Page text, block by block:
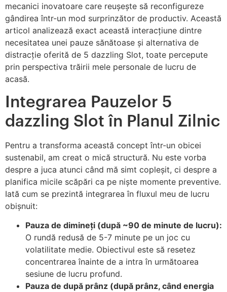
mecanici inovatoare care reușește să reconfigureze
gândirea într-un mod surprinzător de productiv. Această
articol analizează exact această interacțiune dintre
necesitatea unei pauze sănătoase și alternativa de
distracție oferită de 5 dazzling Slot, toate percepute
prin perspectiva trăirii mele personale de lucru de
acasă.
Integrarea Pauzelor 5
dazzling Slot în Planul Zilnic
Pentru a transforma această concept într-un obicei
sustenabil, am creat o mică structură. Nu este vorba
despre a juca atunci când mă simt copleșit, ci despre a
planifica micile scăpări ca pe niște momente preventive.
Iată cum se prezintă integrarea în fluxul meu de lucru
obișnuit:
Pauza de dimineți (după ~90 de minute de lucru):
O rundă redusă de 5-7 minute pe un joc cu
volatilitate medie. Obiectivul este să resetez
concentrarea înainte de a intra în următoarea
sesiune de lucru profund.
Pauza de după prânz (după prânz, când energia